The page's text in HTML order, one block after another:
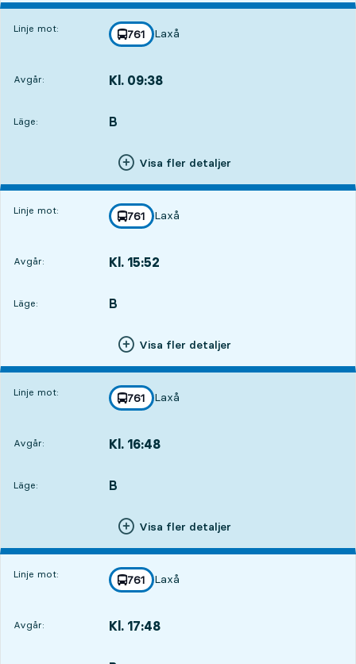
Linje mot: linje
761
mot
Laxå
,
Avgår: Kl. 09:38
Läge:
LÄGE, B
,
Visa fler detaljer
Linje mot: linje
761
mot
Laxå
,
Avgår: Kl. 15:52
Läge:
LÄGE, B
,
Visa fler detaljer
Linje mot: linje
761
mot
Laxå
,
Avgår: Kl. 16:48
Läge:
LÄGE, B
,
Visa fler detaljer
Linje mot: linje
761
mot
Laxå
,
Avgår: Kl. 17:48